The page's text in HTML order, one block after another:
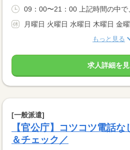
09：00〜21：00 上記時間の中で
月曜日 火曜日 水曜日 木曜日 金
もっと見る
求人詳細を
[一般派遣]
【官公庁】コツコツ電話
＆チェック／